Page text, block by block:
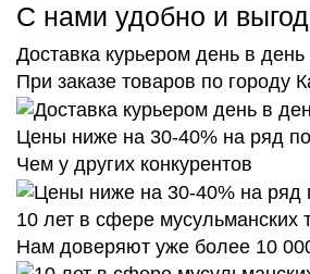
С нами удобно и
Доставка курьером день в день
При заказе товаров по городу
Цены ниже на 30-40% на ряд
Чем у других конкурентов
10 лет в сфере мусульманских
Нам доверяют уже более 10